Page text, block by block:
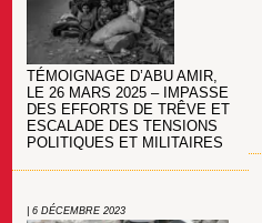
TÉMOIGNAGE D’ABU AMIR,
LE 26 MARS 2025 – IMPASSE
DES EFFORTS DE TRÊVE ET
ESCALADE DES TENSIONS
POLITIQUES ET MILITAIRES
| 6 DÉCEMBRE 2023